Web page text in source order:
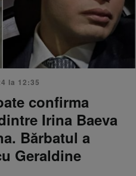
la 12:35
confirma
Irina Baeva
Bărbatul a
Geraldine